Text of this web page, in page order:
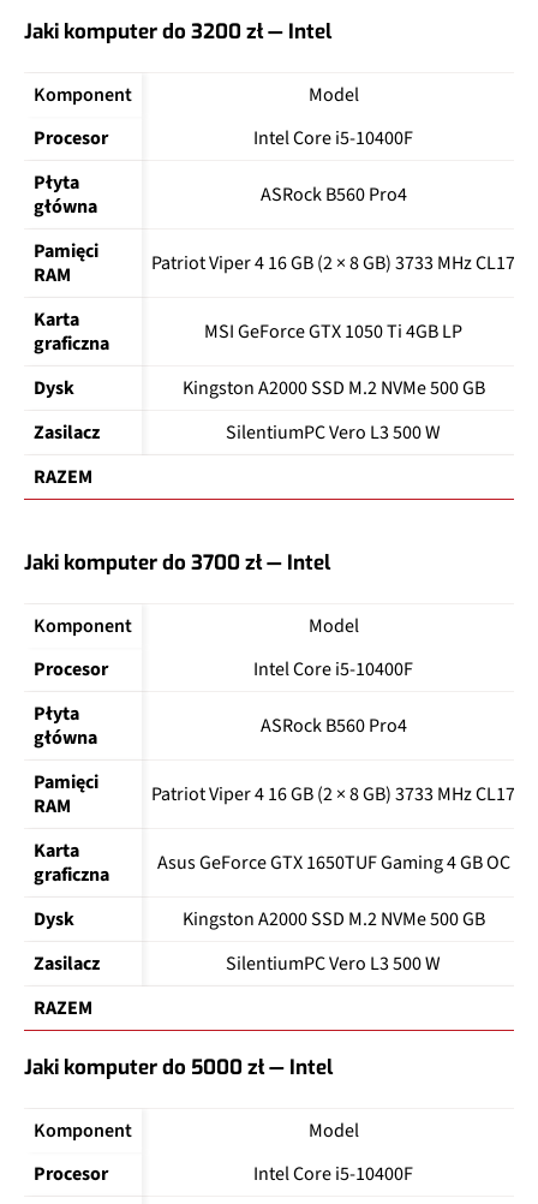
Jaki komputer do 3200 zł — Intel
Komponent
Model
Procesor
Intel Core i5-10400F
Płyta
główna
ASRock B560 Pro4
Pamięci
RAM
Patriot Viper 4 16 GB (2 × 8 GB) 3733 MHz CL17
Karta
graficzna
MSI GeForce GTX 1050 Ti 4GB LP
Dysk
Kingston A2000 SSD M.2 NVMe 500 GB
Zasilacz
SilentiumPC Vero L3 500 W
RAZEM
Jaki komputer do 3700 zł — Intel
Komponent
Model
Procesor
Intel Core i5-10400F
Płyta
główna
ASRock B560 Pro4
Pamięci
RAM
Patriot Viper 4 16 GB (2 × 8 GB) 3733 MHz CL17
Karta
graficzna
Asus GeForce GTX 1650TUF Gaming 4 GB OC
Dysk
Kingston A2000 SSD M.2 NVMe 500 GB
Zasilacz
SilentiumPC Vero L3 500 W
RAZEM
Jaki komputer do 5000 zł — Intel
Komponent
Model
Procesor
Intel Core i5-10400F